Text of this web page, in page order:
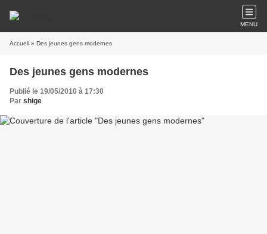
MENU
Accueil » Des jeunes gens modernes
Des jeunes gens modernes
Publié le 19/05/2010 à 17:30
Par shige